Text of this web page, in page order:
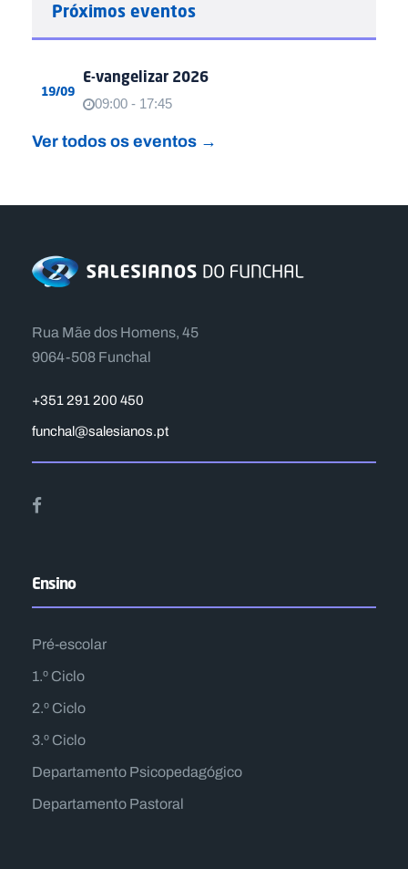
Próximos eventos
19/09
E-vangelizar 2026
09:00 - 17:45
Ver todos os eventos →
Rua Mãe dos Homens, 45
9064-508 Funchal
+351 291 200 450
funchal@salesianos.pt
Ensino
Pré-escolar
1.º Ciclo
2.º Ciclo
3.º Ciclo
Departamento Psicopedagógico
Departamento Pastoral